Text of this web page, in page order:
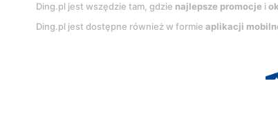
Ding.pl jest wszędzie tam, gdzie najlepsze promocje i
Ding.pl jest dostępne również w formie aplikacji